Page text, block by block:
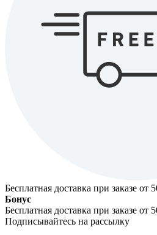
Бесплатная доставка при заказе от
Бонус
Бесплатная доставка при заказе от
Подписывайтесь на рассылку